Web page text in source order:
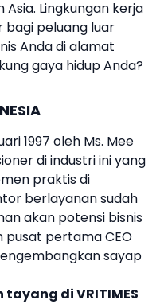
Lingkungan kerja
peluang luar
Anda di alamat
gaya hidup Anda?
1997 oleh Ms. Mee
di industri ini yang
praktis di
berlayanan sudah
akan potensi bisnis
pusat pertama CEO
sayap
tayang diVRITIMES